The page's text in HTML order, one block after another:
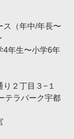
ス（年中/年長〜
4年生〜小学6年
２丁目３−１
テラパーク宇都